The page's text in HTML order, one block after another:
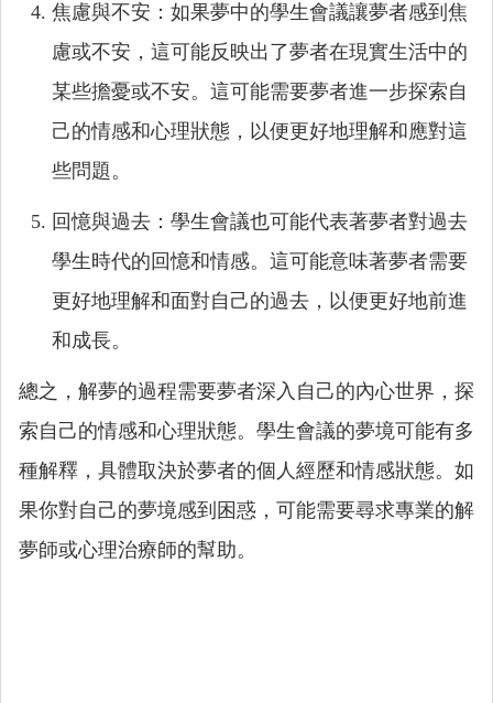
焦慮與不安：如果夢中的學生會議讓夢者感到焦
慮或不安，這可能反映出了夢者在現實生活中的
某些擔憂或不安。這可能需要夢者進一步探索自
己的情感和心理狀態，以便更好地理解和應對這
些問題。
回憶與過去：學生會議也可能代表著夢者對過去
學生時代的回憶和情感。這可能意味著夢者需要
更好地理解和面對自己的過去，以便更好地前進
和成長。
總之，解夢的過程需要夢者深入自己的內心世界，探
索自己的情感和心理狀態。學生會議的夢境可能有多
種解釋，具體取決於夢者的個人經歷和情感狀態。如
果你對自己的夢境感到困惑，可能需要尋求專業的解
夢師或心理治療師的幫助。